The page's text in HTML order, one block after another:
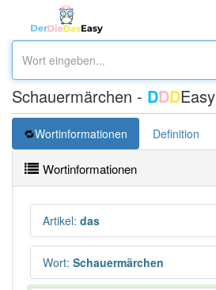
Schauermärchen - DDDEasy
Wortinformationen Definition
Wortinformationen
Artikel: das
Wort: Schauermärchen